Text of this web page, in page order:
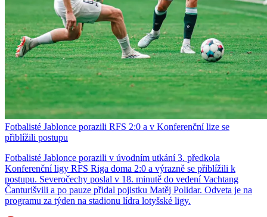
Fotbalisté Jablonce porazili RFS 2:0 a v Konferenční lize se
přiblížili postupu
Fotbalisté Jablonce porazili v úvodním utkání 3. předkola
Konferenční ligy RFS Riga doma 2:0 a výrazně se přiblížili k
postupu. Severočechy poslal v 18. minutě do vedení Vachtang
Čanturišvili a po pauze přidal pojistku Matěj Polidar. Odveta je na
programu za týden na stadionu lídra lotyšské ligy.